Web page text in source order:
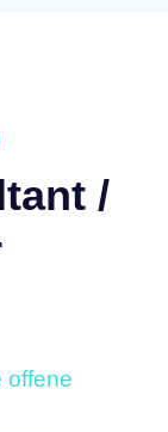
/
offene